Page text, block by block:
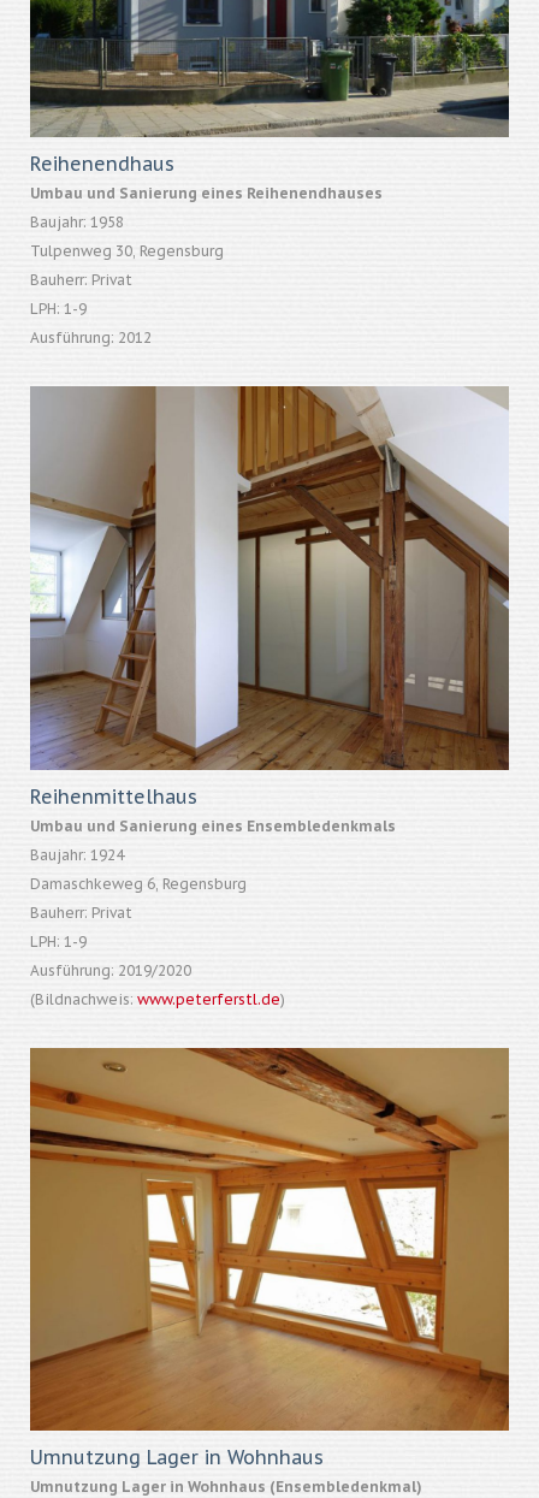
Reihenendhaus
Umbau und Sanierung eines Reihenendhauses
Baujahr: 1958
Tulpenweg 30, Regensburg
Bauherr: Privat
LPH: 1-9
Ausführung: 2012
Reihenmittelhaus
Umbau und Sanierung eines Ensembledenkmals
Baujahr: 1924
Damaschkeweg 6, Regensburg
Bauherr: Privat
LPH: 1-9
Ausführung: 2019/2020
(Bildnachweis: www.peterferstl.de)
Umnutzung Lager in Wohnhaus
Umnutzung Lager in Wohnhaus (Ensembledenkmal)